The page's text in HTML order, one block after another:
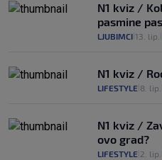
N1 kviz /
pasmine
LJUBIMCI 13. lip.
N1 kviz /
LIFESTYLE 8. lip.
N1 kviz /
ovo grad?
LIFESTYLE 2. lip.